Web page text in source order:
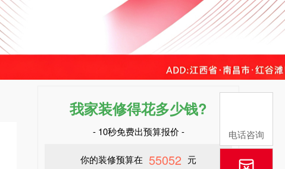
我家装修得花多少钱?
- 10秒免费出预算报价 -
你的装修预算在 125324 元
电话咨询